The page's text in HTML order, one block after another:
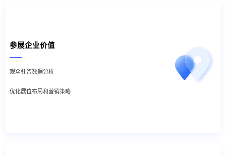
参展企业价值
观众驻留数据分析
优化展位布局和营销策略